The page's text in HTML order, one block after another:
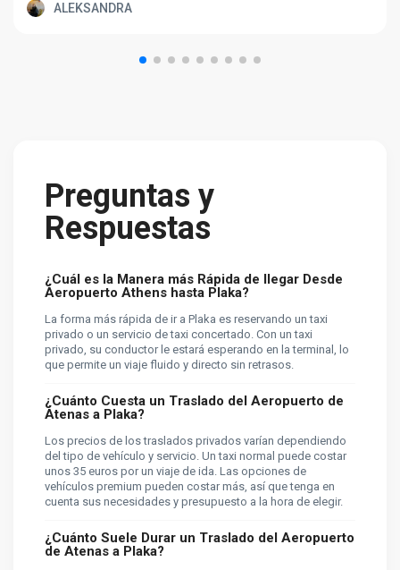
ALEKSANDRA
Preguntas y
Respuestas
¿Cuál es la Manera más Rápida de llegar Desde
Aeropuerto Athens hasta Plaka?
La forma más rápida de ir a Plaka es reservando un taxi
privado o un servicio de taxi concertado. Con un taxi
privado, su conductor le estará esperando en la terminal, lo
que permite un viaje fluido y directo sin retrasos.
¿Cuánto Cuesta un Traslado del Aeropuerto de
Atenas a Plaka?
Los precios de los traslados privados varían dependiendo
del tipo de vehículo y servicio. Un taxi normal puede costar
unos 35 euros por un viaje de ida. Las opciones de
vehículos premium pueden costar más, así que tenga en
cuenta sus necesidades y presupuesto a la hora de elegir.
¿Cuánto Suele Durar un Traslado del Aeropuerto
de Atenas a Plaka?